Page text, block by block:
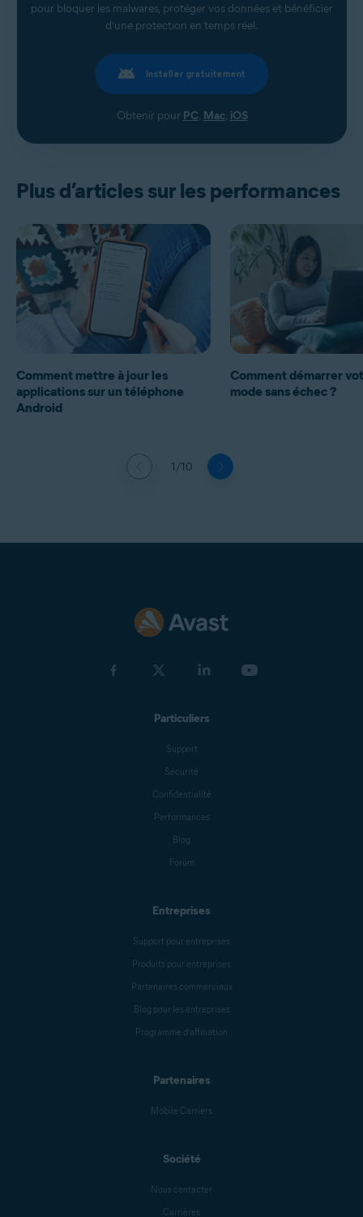
pour bloquer les malwares, protéger vos données et bénéficier
d’une protection en temps réel.
Installer gratuitement
Obtenir pour PC, Mac, iOS
Plus d’articles sur les performances
1/10
Comment mettre à jour les
applications sur un téléphone
Android
Comment démarrer
mode sans échec ?
Particuliers
Support
Sécurité
Confidentialité
Performances
Blog
Forum
Entreprises
Support pour entreprises
Produits pour entreprises
Partenaires commerciaux
Blog pour les entreprises
Programme d’affiliation
Partenaires
Mobile Carriers
Société
Nous contacter
Carrières